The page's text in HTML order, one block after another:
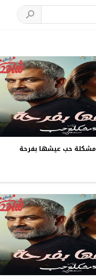
مسلسل 55 مشكلة حب عيشها بفرحة